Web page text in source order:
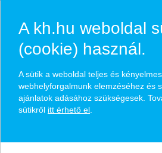
hírek és
közzétételek
A kh.hu weboldal
(cookie) használ.
A sütik a weboldal teljes és
webhelyforgalmunk elemzéséhez és
ajánlatok adásához szükségesek.
sütikről itt érhető el